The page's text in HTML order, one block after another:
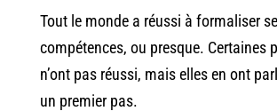
Tout le monde a réussi à formaliser
compétences, ou presque. Certaines
n’ont pas réussi, mais elles en ont
un premier pas.